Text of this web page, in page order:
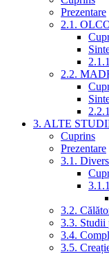
Prezentare
2.1.
2.2.
3. ALTE
Cuprins
Prezentare
3.1.
3.2.
3.3. Studii
3.4.
3.5.